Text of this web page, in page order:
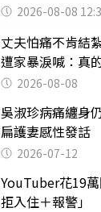
2026-08-08
丈夫怕痛不肯結
遭家暴淚喊：真
2026-08-08
吳淑珍病痛纏身
扁護妻感性發話
2026-07-12
YouTuber花19
拒入住＋報警」